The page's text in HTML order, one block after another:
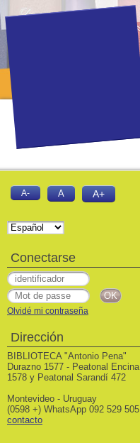
A- A A+
Conectarse
Olvidé mi contraseña
Dirección
BIBLIOTECA "Antonio Pena"
Durazno 1577 - Peatonal Encina
1578 y Peatonal Sarandí 472
Montevideo - Uruguay
(0598 +) WhatsApp 092 529 505
contacto